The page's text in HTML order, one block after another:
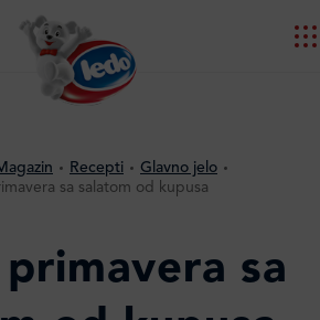
Recepti
Glavno jelo
sa salatom od kupusa
primavera sa